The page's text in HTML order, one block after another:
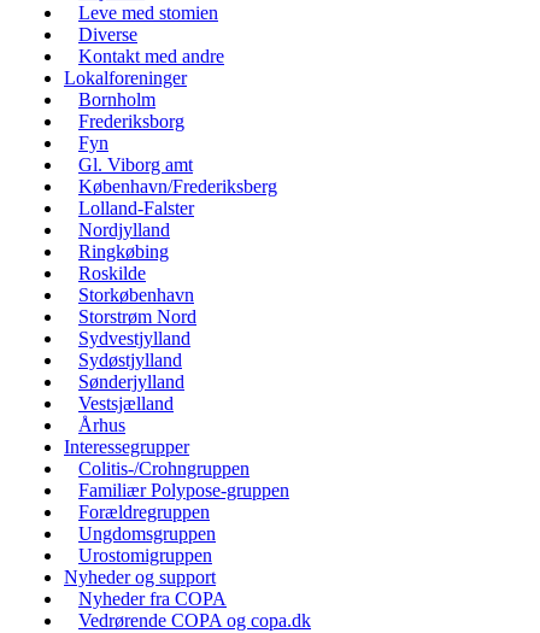
Leve med stomien
Diverse
Kontakt med andre
Lokalforeninger
Bornholm
Frederiksborg
Fyn
Gl. Viborg amt
København/Frederiksberg
Lolland-Falster
Nordjylland
Ringkøbing
Roskilde
Storkøbenhavn
Storstrøm Nord
Sydvestjylland
Sydøstjylland
Sønderjylland
Vestsjælland
Århus
Interessegrupper
Colitis-/Crohngruppen
Familiær Polypose-gruppen
Forældregruppen
Ungdomsgruppen
Urostomigruppen
Nyheder og support
Nyheder fra COPA
Vedrørende COPA og copa.dk